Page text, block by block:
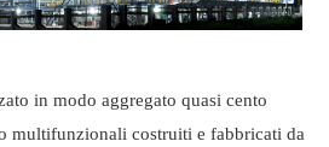
in modo aggregato quasi cento
multifunzionali costruiti e fabbricati da